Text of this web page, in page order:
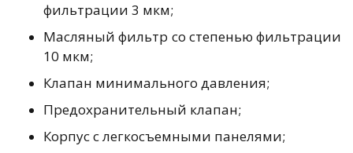
фильтрации 3 мкм;
Масляный фильтр со степенью фильтрации
10 мкм;
Клапан минимального давления;
Предохранительный клапан;
Корпус с легкосъемными панелями;